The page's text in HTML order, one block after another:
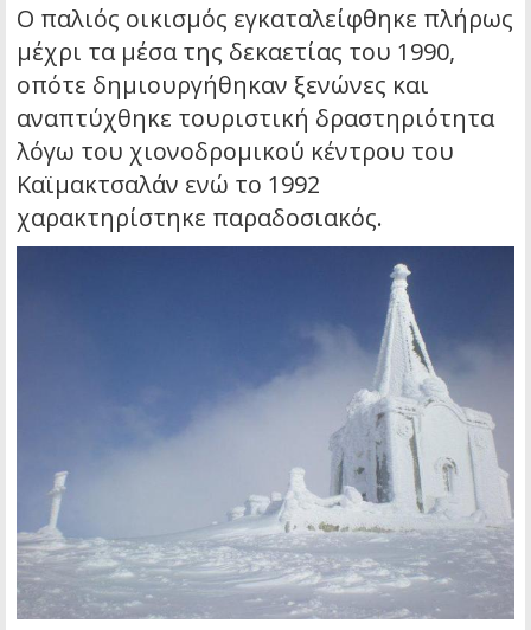
Ο παλιός οικισμός εγκαταλείφθηκε πλήρως
μέχρι τα μέσα της δεκαετίας του 1990,
οπότε δημιουργήθηκαν ξενώνες και
αναπτύχθηκε τουριστική δραστηριότητα
λόγω του χιονοδρομικού κέντρου του
Καϊμακτσαλάν ενώ το 1992
χαρακτηρίστηκε παραδοσιακός.